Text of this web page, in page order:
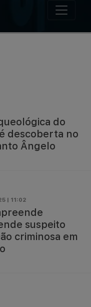
do
descoberta no
Ângelo
| 11:02
suspeito
criminosa em